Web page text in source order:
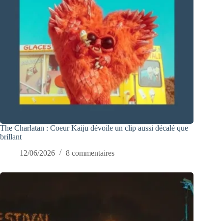
The Charlatan : Coeur Kaiju dévoile un clip aussi décalé que
brillant
12/06/2026
8 commentaires